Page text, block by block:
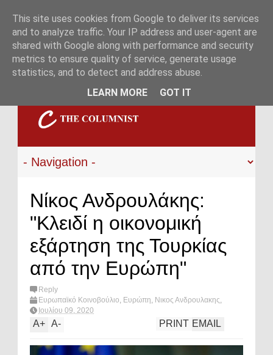
Νίκος Ανδρουλάκης:
"Κλειδί η οικονομική
εξάρτηση της Τουρκίας
από την Ευρώπη"
Reply
Ευρωπαϊκό Κοινοβούλιο, Ευρώπη, Νικος Ανδρουλακης,
πολιτική,Τουρκία
Ιουλίου 09, 2020
A+ A- EMAIL
PRINT
This site uses cookies from Google to deliver its services
and to analyze traffic. Your IP address and user-agent are
shared with Google along with performance and security
metrics to ensure quality of service, generate usage
statistics, and to detect and address abuse.
LEARN MORE
GOT IT